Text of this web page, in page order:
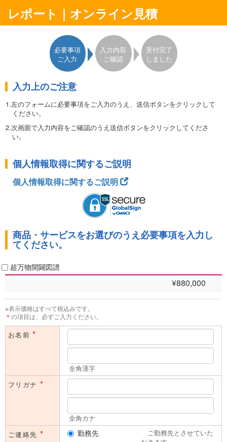
レポート｜オンライン見積
必要事項
ご入力
入力内容
ご確認
受付完了
しました
入力上のご注意
1.左のフォームに必要事項をご入力のうえ、送信ボタンをクリックして
ください。
2.次画面で入力内容をご確認のうえ送信ボタンをクリックしてくださ
い。
＜ご注意＞
をコピーして保存していただくと、1週間以内のアクセスに限り、3
回までダウンロードしていただけます。
・このフォームは日本国内専用です。・ご入力いただいた情報は日経
BPマーケティングに登録されます。・ご登録いただいた住所やE-
せていただきます。また、これ以外に日経BPグループ会社から、各
種ご案内（刊行物、展示会、セミナー等）やアンケート、広告主等の
製品やサービスのご案内を送付させていただく場合があります。
のうえ、ご入力ください。
本フォームのご利用は、法人（内におけるご担当者の方）に限ら
せていただきます。同業者の方や学生の方、及び個人的な関心に
よる目的でのご利用はご遠慮いただいております。予めご了承く
ださい。
個人情報取得に関するご説明
個人情報取得に関するご説明
商品・サービスをお選びのうえ必要事項を入力し
てください。
超万物開闢図譜
¥880,000
※表示価格はすべて税込みです。
＊の項目は、必ずご入力ください。
お名前*
全角漢字
フリガナ *
全角カナ
ご連絡先 * 勤務先
ご勤務先とさせていた